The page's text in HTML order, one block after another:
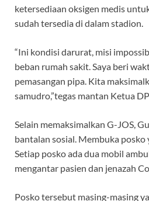
ketersediaan oksigen medis
sudah tersedia di dalam stadion.
“Ini kondisi darurat, misi
beban rumah sakit. Saya beri
pemasangan pipa. Kita
samudro,”tegas mantan Ketua
Selain memaksimalkan G-JOS,
bantalan sosial. Membuka posko
Setiap posko ada dua mobil
mengantar pasien dan jenazah
Posko tersebut masing-masing